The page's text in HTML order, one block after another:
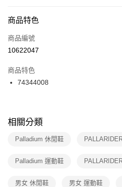
３．安心：先確認商品／服務後，再付款。
【「AFTEE先享後付」結帳流程】
１．於結帳方式選擇「AFTEE先享後付」
２．訂單成立數日內，您將收到繳費通知簡
３．收到繳費通知簡訊後14天內，點擊此
ATM／網路銀行／等多元方式進行付款，
※ 交易是否成功請以「AFTEE先享後付 」
是否繳費成功／繳費後需取消欲退款等相
客戶支援中心」https://
１．透過由恩沛科技股份有限公司提供之
權轉讓予恩沛科技股份有限公司。
每筆NT$100，滿NT$1,500(含以上)免
宅配
每筆NT$100，滿NT$1,500(含以上)免
付款後門市自取
每筆NT$100，滿NT$1,500(含以上)免
商品特色
商品編號
10622047
商品特色
74344008
相關分類
Palladium 休閒鞋
Palladium 運動鞋
男女 休閒鞋 男女 運動鞋